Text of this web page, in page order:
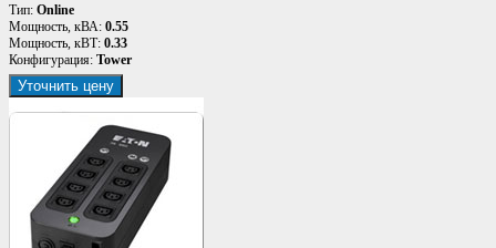
Тип: Online
Мощность, кВА: 0.55
Мощность, кВТ: 0.33
Конфигурация: Tower
Уточнить цену